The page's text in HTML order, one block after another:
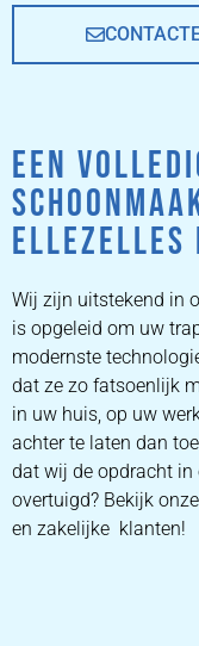
EEN
ELLEZELLES
Wij zijn uitstekend in
is opgeleid om uw
modernste
dat ze zo fatsoenlijk
in uw huis, op uw
achter te laten dan
dat wij de opdracht in
overtuigd? Bekijk
en zakelijke klanten!